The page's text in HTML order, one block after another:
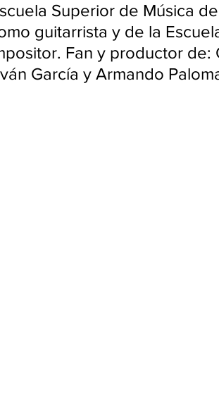
Superior de Música
guitarrista y de la
Fan y productor de:
García y Armando